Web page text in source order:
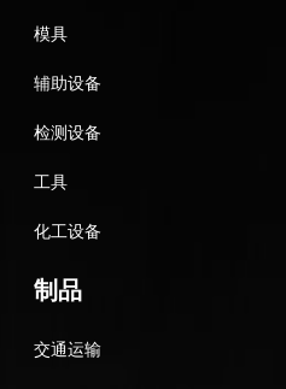
模具
辅助设备
检测设备
工具
化工设备
制品
交通运输